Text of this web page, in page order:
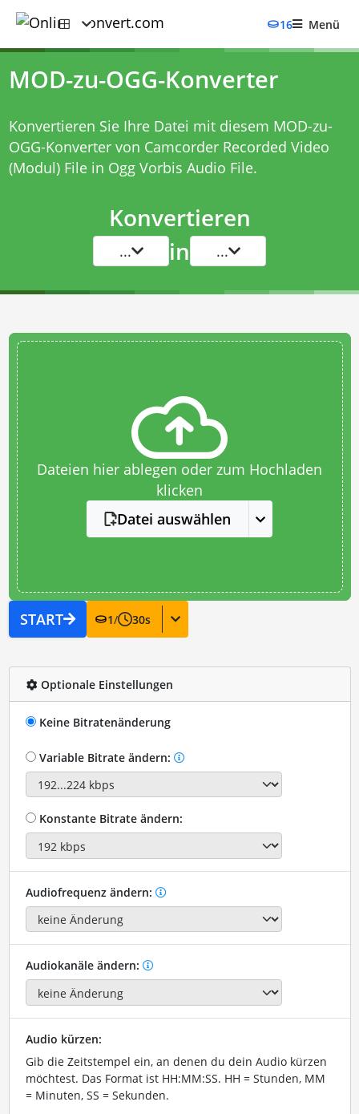
16 Menü
MOD-zu-OGG-Konverter
Konvertieren Sie Ihre Datei mit diesem MOD-zu-
OGG-Konvertervon Camcorder Recorded Video
(Modul) File in Ogg Vorbis Audio File.
Konvertieren
... in ...
Dateien hier ablegen oder zum Hochladen
klicken
Datei auswählen
START 1/ 30s
Optionale Einstellungen
Keine Bitratenänderung
Variable Bitrate ändern:
Konstante Bitrate ändern:
Audiofrequenz ändern:
Audiokanäle ändern:
Audio kürzen:
Gib die Zeitstempel ein, an denen du dein Audio kürzen
möchtest. Das Format ist HH:MM:SS. HH = Stunden, MM
= Minuten, SS = Sekunden.